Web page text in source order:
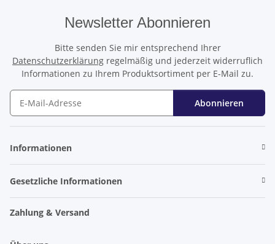
Newsletter Abonnieren
Bitte senden Sie mir entsprechend Ihrer
Datenschutzerklärung regelmäßig und jederzeit widerruflich
Informationen zu Ihrem Produktsortiment per E-Mail zu.
Abonnieren
Informationen
Gesetzliche Informationen
Zahlung & Versand